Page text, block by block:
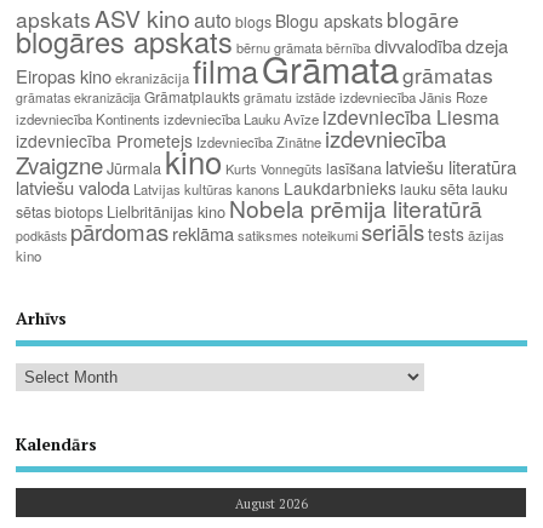
apskats ASV kinoauto blogs Blogu apskats blogāre
blogāres apskats bērnu grāmata bērnība divvalodībadzeja
Eiropas kino ekranizācija filmaGrāmatagrāmatas
grāmatas ekranizācija Grāmatplaukts grāmatu izstāde izdevniecība Jānis Roze
izdevniecība Kontinents izdevniecība Lauku Avīze izdevniecība Liesma
izdevniecība Prometejs Izdevniecība Zinātne izdevniecība
ZvaigzneJūrmala kino Kurts Vonnegūts lasīšana latviešu literatūra
latviešu valoda Latvijas kultūras kanons Laukdarbniekslauku sētalauku
sētas biotops Lielbritānijas kino Nobela prēmija literatūrā
podkāsts pārdomasreklāma satiksmes noteikumi seriālstests āzijas
kino
Arhīvs
Kalendārs
August 2026